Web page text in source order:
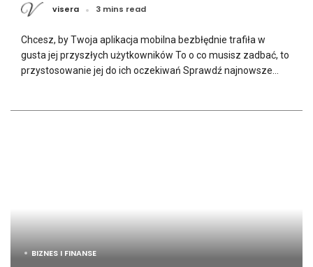
visera 3 mins read
Chcesz, by Twoja aplikacja mobilna bezbłędnie trafiła w
gusta jej przyszłych użytkowników To o co musisz zadbać, to
przystosowanie jej do ich oczekiwań Sprawdź najnowsze...
BIZNES I FINANSE